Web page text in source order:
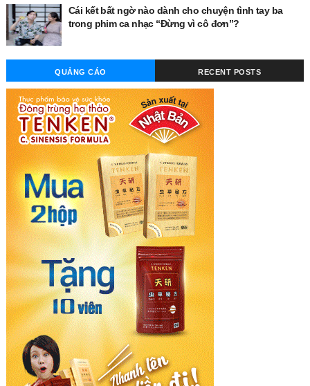
Cái kết bất ngờ nào dành cho chuyện tình tay ba
trong phim ca nhạc “Đừng vì cô đơn”?
QUẢNG CÁO RECENT POSTS